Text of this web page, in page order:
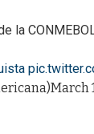
la
March